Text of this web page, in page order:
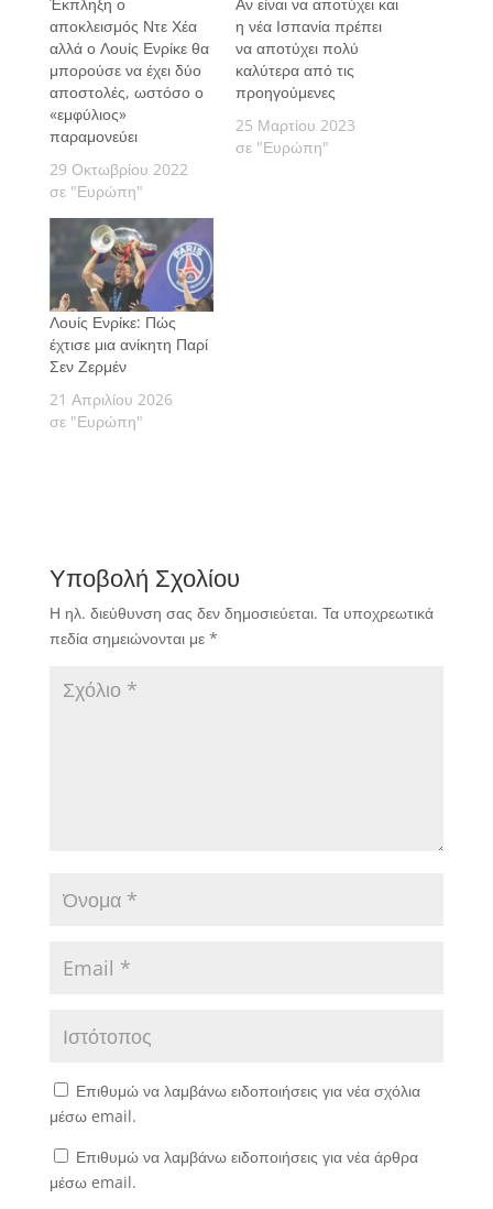
αποκλεισμός Ντε Χέα
αλλά ο Λουίς Ενρίκε θα
μπορούσε να έχει δύο
αποστολές, ωστόσο ο
«εμφύλιος»
παραμονεύει
29 Οκτωβρίου 2022
σε "Ευρώπη"
η νέα Ισπανία πρέπει
να αποτύχει πολύ
καλύτερα από τις
προηγούμενες
25 Μαρτίου 2023
σε "Ευρώπη"
Λουίς Ενρίκε: Πώς
έχτισε μια ανίκητη Παρί
Σεν Ζερμέν
21 Απριλίου 2026
σε "Ευρώπη"
Υποβολή Σχολίου
Η ηλ. διεύθυνση σας δεν δημοσιεύεται. Τα υποχρεωτικά
πεδία σημειώνονται με *
Επιθυμώ να λαμβάνω ειδοποιήσεις για νέα σχόλια
μέσω email.
Επιθυμώ να λαμβάνω ειδοποιήσεις για νέα άρθρα
μέσω email.